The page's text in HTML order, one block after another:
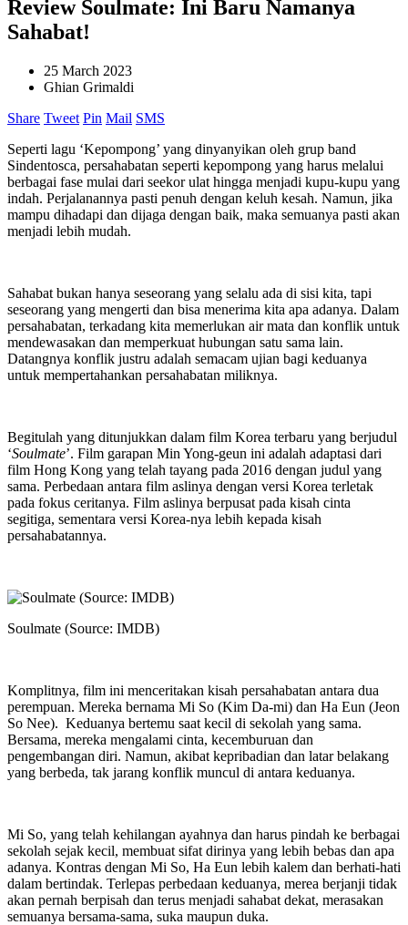
Review Soulmate: Ini Baru Namanya
Sahabat!
25 March 2023
Ghian Grimaldi
Share Tweet Pin Mail SMS
Seperti lagu ‘Kepompong’ yang dinyanyikan oleh grup band
Sindentosca, persahabatan seperti kepompong yang harus melalui
berbagai fase mulai dari seekor ulat hingga menjadi kupu-kupu yang
indah. Perjalanannya pasti penuh dengan keluh kesah. Namun, jika
mampu dihadapi dan dijaga dengan baik, maka semuanya pasti akan
menjadi lebih mudah.
Sahabat bukan hanya seseorang yang selalu ada di sisi kita, tapi
seseorang yang mengerti dan bisa menerima kita apa adanya. Dalam
persahabatan, terkadang kita memerlukan air mata dan konflik untuk
mendewasakan dan memperkuat hubungan satu sama lain.
Datangnya konflik justru adalah semacam ujian bagi keduanya
untuk mempertahankan persahabatan miliknya.
Begitulah yang ditunjukkan dalam film Korea terbaru yang berjudul
‘Soulmate’. Film garapan Min Yong-geun ini adalah adaptasi dari
film Hong Kong yang telah tayang pada 2016 dengan judul yang
sama. Perbedaan antara film aslinya dengan versi Korea terletak
pada fokus ceritanya. Film aslinya berpusat pada kisah cinta
segitiga, sementara versi Korea-nya lebih kepada kisah
persahabatannya.
Soulmate (Source: IMDB)
Komplitnya, film ini menceritakan kisah persahabatan antara dua
perempuan. Mereka bernama Mi So (Kim Da-mi) dan Ha Eun (Jeon
So Nee). Keduanya bertemu saat kecil di sekolah yang sama.
Bersama, mereka mengalami cinta, kecemburuan dan
pengembangan diri. Namun, akibat kepribadian dan latar belakang
yang berbeda, tak jarang konflik muncul di antara keduanya.
Mi So, yang telah kehilangan ayahnya dan harus pindah ke berbagai
sekolah sejak kecil, membuat sifat dirinya yang lebih bebas dan apa
adanya. Kontras dengan Mi So, Ha Eun lebih kalem dan berhati-hati
dalam bertindak. Terlepas perbedaan keduanya, merea berjanji tidak
akan pernah berpisah dan terus menjadi sahabat dekat, merasakan
semuanya bersama-sama, suka maupun duka.